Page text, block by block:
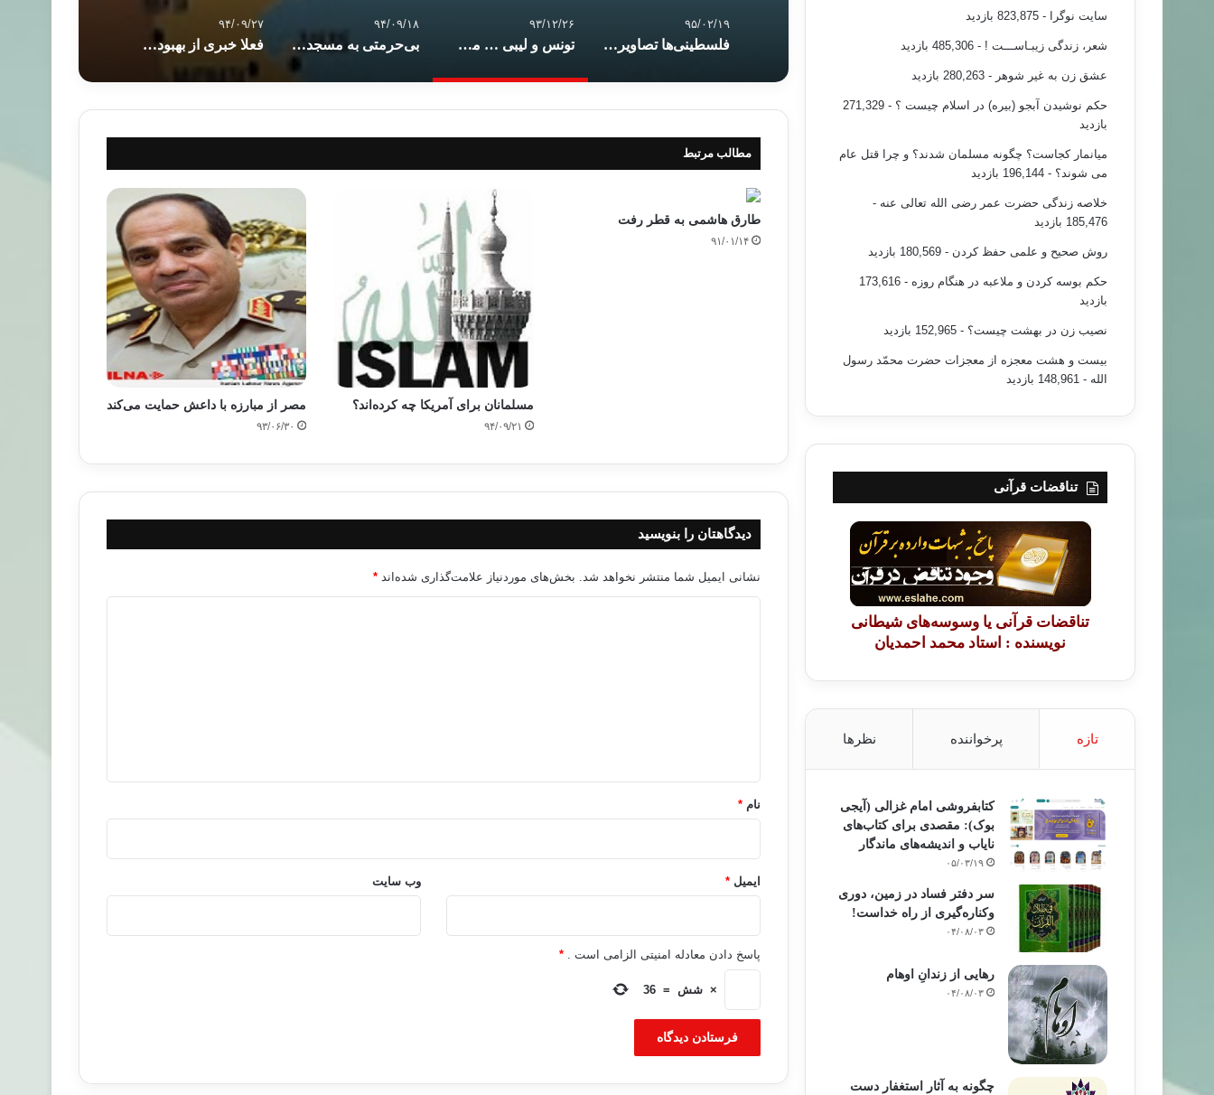
۹۵/۰۲/۱۹
فلسطینی‌ها تصاویر نتانیاهو و محمود عباس را همزمان آتش زدند
۹۳/۱۲/۲۶
تونس و لیبی … مسافت تاریخ و مساحت جغرافیا
۹۴/۰۹/۱۸
بی‌حرمتی به مسجدی در فیلادلفیای آمریکا
۹۴/۰۹/۲۷
فعلا خبری از بهبودی روابط میان ترکیه و روسیه نیست
مطالب مرتبط
طارق هاشمی به قطر رفت
۹۱/۰۱/۱۴
مسلمانان برای آمریکا چه کرده‌اند؟
۹۴/۰۹/۲۱
مصر از مبارزه با داعش حمایت می‌كند
۹۳/۰۶/۳۰
دیدگاهتان را بنویسید
نشانی ایمیل شما منتشر نخواهد شد. بخش‌های موردنیاز علامت‌گذاری شده‌اند *
نام *
ایمیل * وب‌ سایت
پاسخ دادن معادله امنیتی الزامی است . *
× شش =
36
سایت نوگرا - 823,875 بازدید
شعر، زندگی زیبـاســـت ! - 485,306 بازدید
عشق زن به غیر شوهر - 280,263 بازدید
حکم نوشیدن آبجو (بیره) در اسلام چیست ؟
- 271,329
بازدید
میانمار کجاست؟ چگونه مسلمان شدند؟ و چرا قتل عام
می شوند؟ - 196,144 بازدید
خلاصه زندگی حضرت عمر رضی الله تعالی عنه -
185,476 بازدید
روش صحیح و علمی حفظ کردن - 180,569 بازدید
حکم بوسه کردن و ملاعبه در هنگام روزه
- 173,616
بازدید
نصیب زن در بهشت چیست؟ - 152,965 بازدید
بیست و هشت معجزه از معجزات حضرت محمّد رسول
الله - 148,961 بازدید
تناقضات قرآنی
تناقضات قرآنی یا وسوسه‌های شیطانی
نویسنده : استاد محمد احمدیان
تازه پرخواننده نظرها
کتابفروشی امام غزالی (آیجی
بوک): مقصدی برای کتاب‌های
نایاب و اندیشه‌های ماندگار
۰۵/۰۳/۱۹
سر دفتر فساد در زمین‌، دوری
وکناره‌گیری از راه خداست‌!
۰۴/۰۸/۰۳
رهایی از زندانِ اوهام
۰۴/۰۸/۰۳
چگونه به آثار استغفار دست